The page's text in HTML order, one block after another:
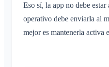
Conversaciones
Notificaciones
Eso sí, la app no debe estar
operativo debe enviarla al
mejor es mantenerla activa